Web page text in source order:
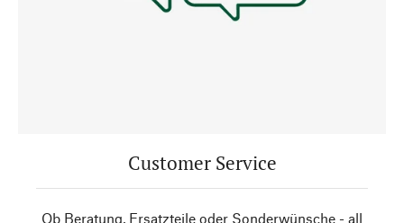
Customer Service
Ob Beratung, Ersatzteile oder Sonderwünsche - all